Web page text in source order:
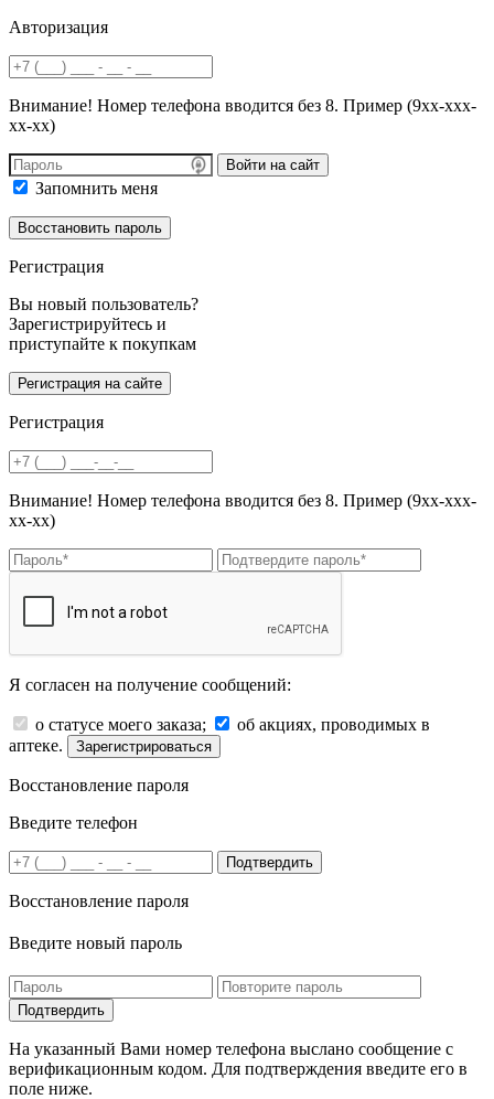
Авторизация
Внимание! Номер телефона вводится без 8. Пример (9хх-ххх-
хх-хх)
Войти на сайт
Запомнить меня
Регистрация
Вы новый пользователь?
Зарегистрируйтесь и
приступайте к покупкам
Регистрация
Внимание! Номер телефона вводится без 8. Пример (9хх-ххх-
хх-хх)
Я согласен на получение сообщений:
о статусе моего заказа;
об акциях, проводимых в
аптеке.
Зарегистрироваться
Восстановление пароля
Введите телефон
Подтвердить
Восстановление пароля
Введите новый пароль
На указанный Вами номер телефона выслано сообщение с
верификационным кодом. Для подтверждения введите его в
поле ниже.